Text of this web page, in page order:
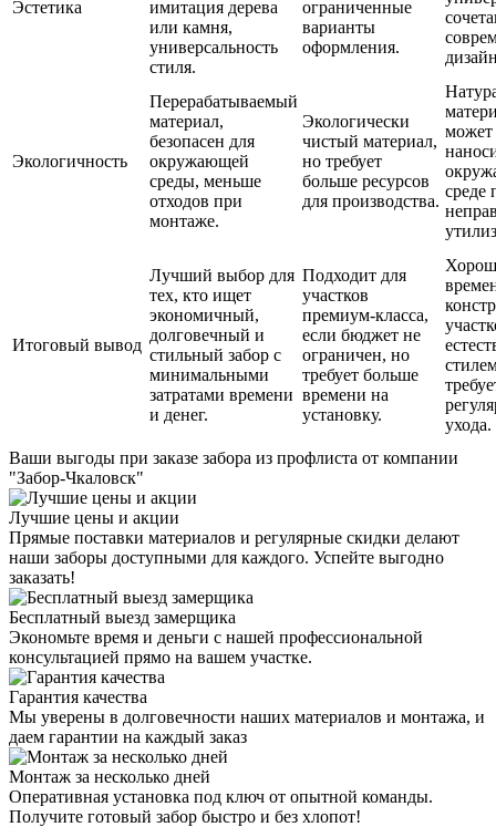
Эстетика
имитация дерева
или камня,
универсальность
стиля.
ограниченные
варианты
оформления.
Экологичность
Перерабатываемый
материал,
безопасен для
окружающей
среды, меньше
отходов при
монтаже.
Экологически
чистый материал,
но требует
больше ресурсов
для производства.
может
среде
Итоговый вывод
Лучший выбор для
тех, кто ищет
экономичный,
долговечный и
стильный забор с
минимальными
затратами времени
и денег.
Подходит для
участков
премиум-класса,
если бюджет не
ограничен, но
требует больше
времени на
установку.
ухода.
Ваши выгоды при заказе забора из профлиста от компании
"Забор-Чкаловск"
Лучшие цены и акции
Прямые поставки материалов и регулярные скидки делают
наши заборы доступными для каждого. Успейте выгодно
заказать!
Бесплатный выезд замерщика
Экономьте время и деньги с нашей профессиональной
консультацией прямо на вашем участке.
Гарантия качества
Мы уверены в долговечности наших материалов и монтажа, и
даем гарантии на каждый заказ
Монтаж за несколько дней
Оперативная установка под ключ от опытной команды.
Получите готовый забор быстро и без хлопот!